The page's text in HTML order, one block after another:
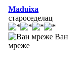
Maduixa
староседелац
Ван
мреже